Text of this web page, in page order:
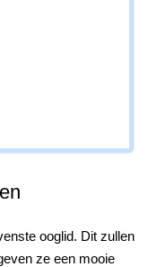
ooglid. Dit zullen
ze een mooie